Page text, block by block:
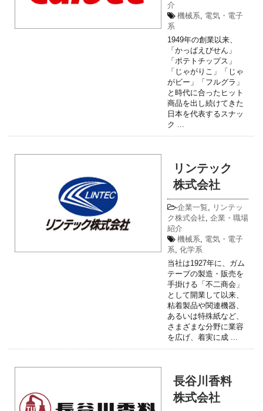
介
機械系, 電気・電子
系
1949年の創業以来、
「かっぱえびせん」
「ポテトチップス」
「じゃがりこ」「じゃ
がビー」「フルグラ」
と時代に合ったヒット
商品を出し続けてきた
日本を代表するスナッ
ク ...
リンテック
株式会社
-企業一覧, リンテッ
ク株式会社, 企業・職場
紹介
機械系, 電気・電子
系, 化学系
当社は1927年に、ガム
テープの製造・販売を
手掛ける「不二商会」
として開業して以来、
粘着製品や関連機器、
あるいは特殊紙など、
さまざまな分野に業容
を広げ、着実に成 ...
長谷川香料
株式会社